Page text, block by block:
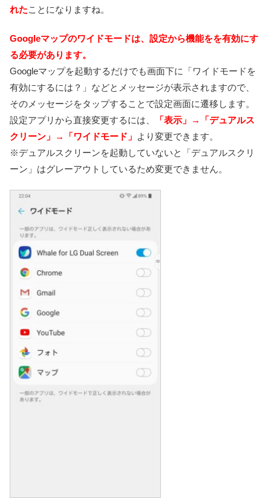
れたことになりますね。
Googleマップのワイドモードは、設定から機能をを有効にす
る必要があります。
Googleマップを起動するだけでも画面下に「ワイドモードを
有効にするには？」などとメッセージが表示されますので、
そのメッセージをタップすることで設定画面に遷移します。
設定アプリから直接変更するには、
「表示」→「デュアルス
クリーン」→「ワイドモード」 より変更できます。
※デュアルスクリーンを起動していないと「デュアルスクリ
ーン」はグレーアウトしているため変更できません。